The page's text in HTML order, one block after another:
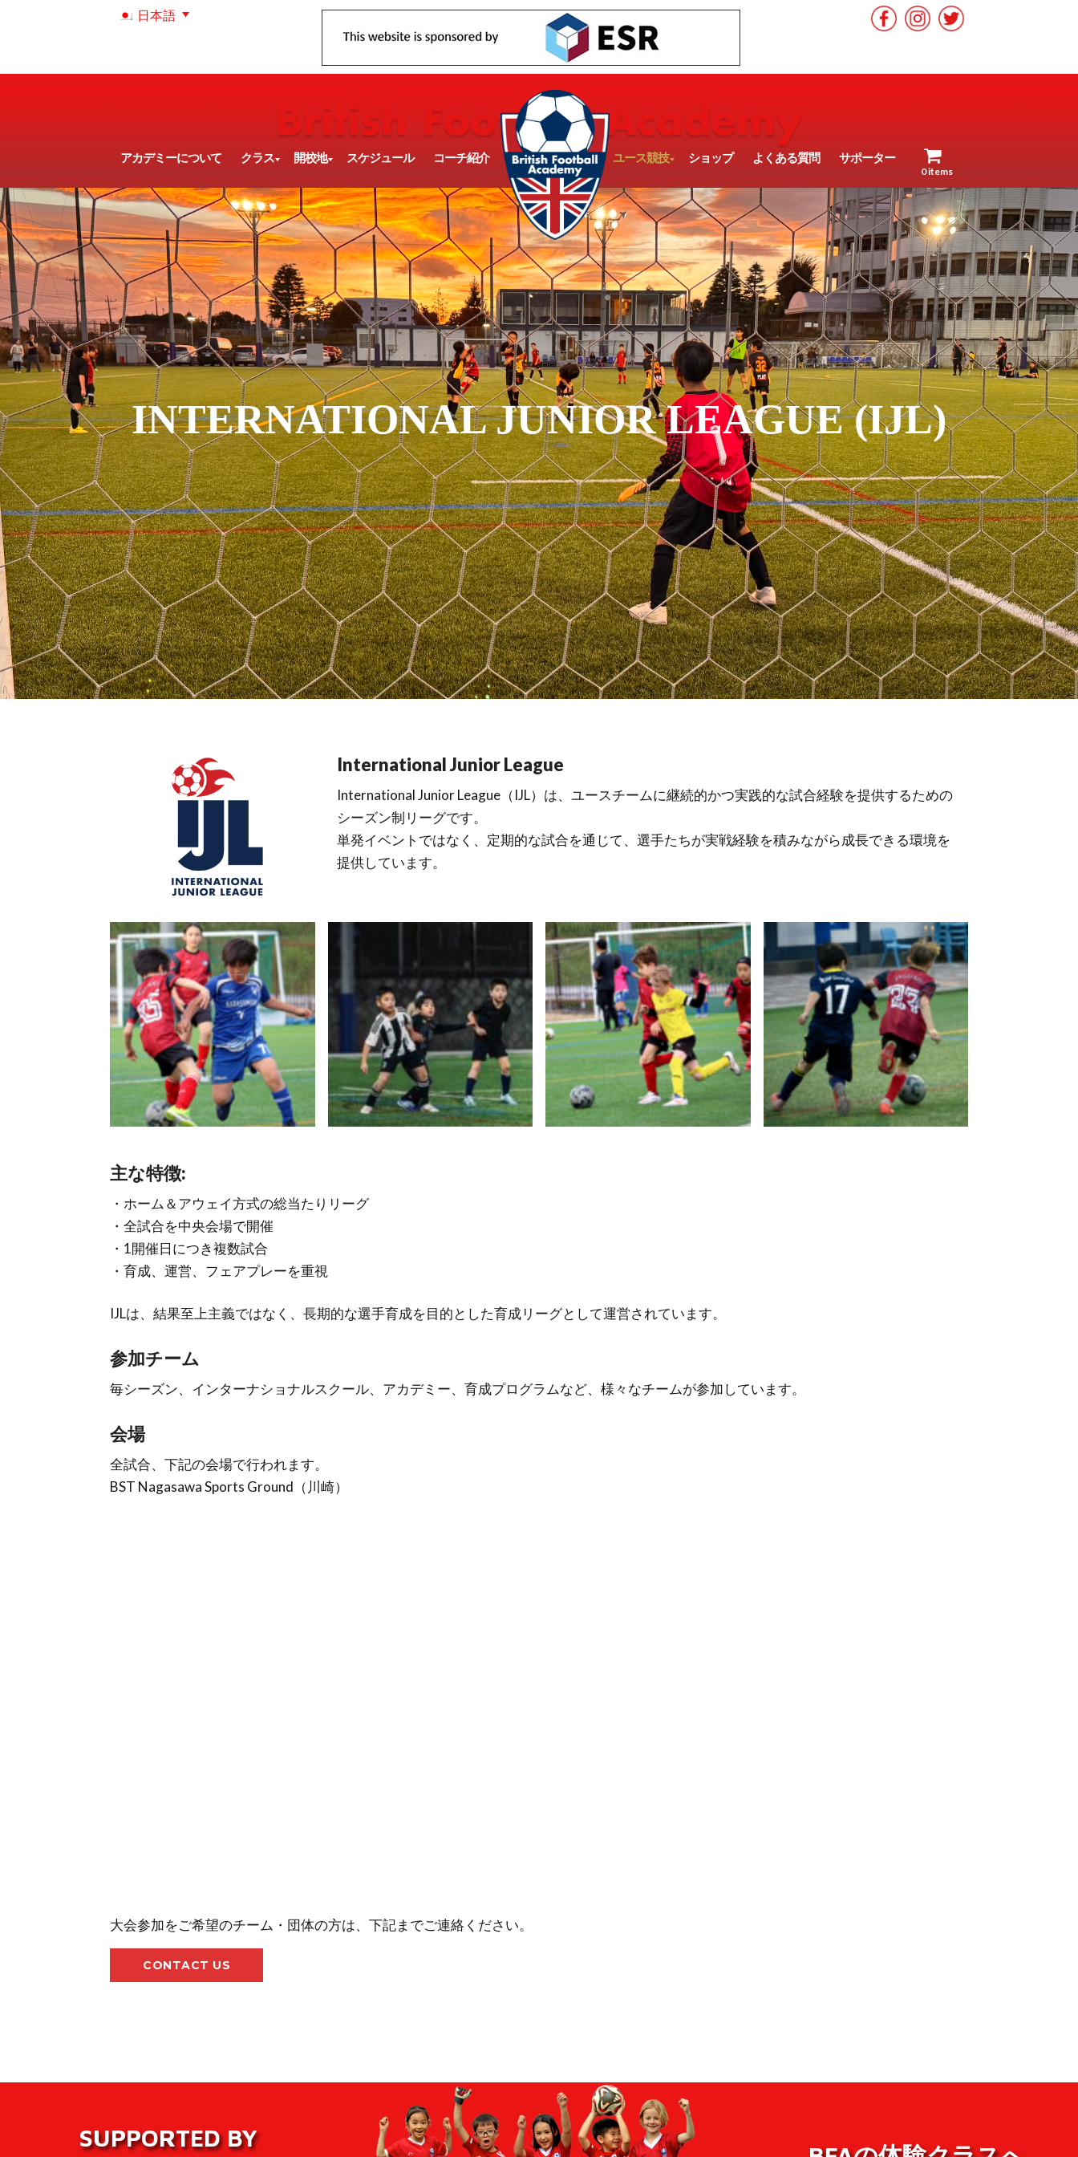
日本語
アカデミーについて クラス 開校地 スケジュール コーチ紹介 ユース競技 ショップ よくある質問 サポーター
0 items
INTERNATIONAL JUNIOR LEAGUE (IJL)
International Junior League
International Junior League（IJL）は、ユースチームに継続的かつ実践的な試合経験を提供するための
シーズン制リーグです。
単発イベントではなく、定期的な試合を通じて、選手たちが実戦経験を積みながら成長できる環境を
提供しています。
主な特徴:
・ホーム＆アウェイ方式の総当たりリーグ
・全試合を中央会場で開催
・1開催日につき複数試合
・育成、運営、フェアプレーを重視
IJLは、結果至上主義ではなく、長期的な選手育成を目的とした育成リーグとして運営されています。
参加チーム
毎シーズン、インターナショナルスクール、アカデミー、育成プログラムなど、様々なチームが参加しています。
会場
全試合、下記の会場で行われます。
BST Nagasawa Sports Ground（川崎）
大会参加をご希望のチーム・団体の方は、下記までご連絡ください。
CONTACT US
SUPPORTED BY